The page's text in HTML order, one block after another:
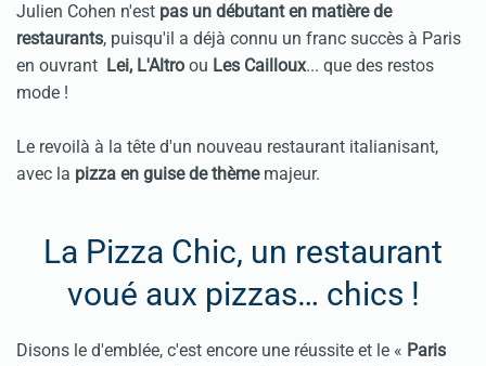
Julien Cohen n'est pas un débutant en matière de
restaurants, puisqu'il a déjà connu un franc succès à Paris
en ouvrant Lei, L'Altro ou Les Cailloux... que des restos
mode !
Le revoilà à la tête d'un nouveau restaurant italianisant,
avec la pizza en guise de thème majeur.
La Pizza Chic, un restaurant
voué aux pizzas… chics !
Disons le d'emblée, c'est encore une réussite et le « Paris